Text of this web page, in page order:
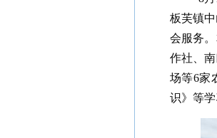
板芙镇
会服务
作社、
场等6家
识》等